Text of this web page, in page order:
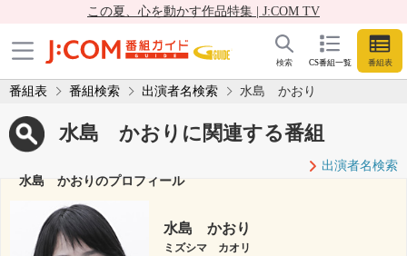
この夏、心を動かす作品特集 | J:COM TV
CS番組一覧 番組表
検索
番組表 番組検索 出演者名検索 水島 かおり
水島 かおりに関連する番組
出演者名検索
水島 かおりのプロフィール
水島 かおり
ミズシマ カオリ